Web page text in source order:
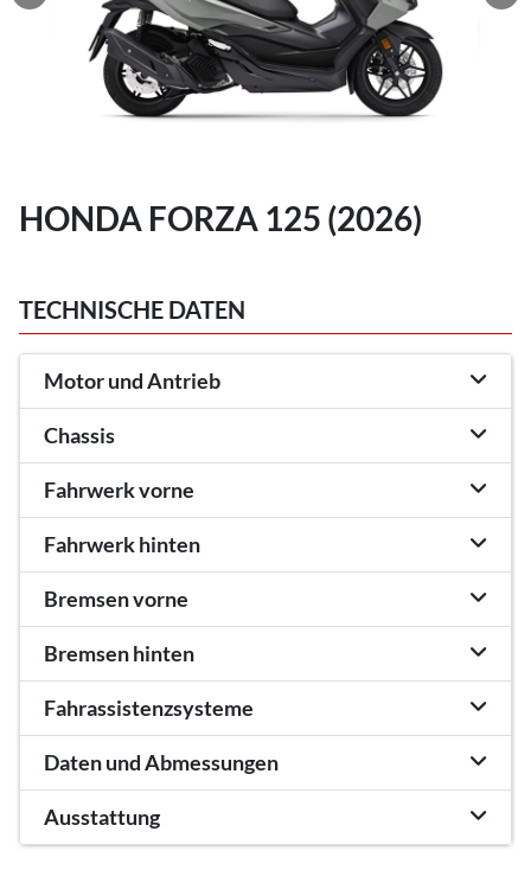
HONDA FORZA 125 (2026)
TECHNISCHE DATEN
Motor und Antrieb
Chassis
Fahrwerk vorne
Fahrwerk hinten
Bremsen vorne
Bremsen hinten
Fahrassistenzsysteme
Daten und Abmessungen
Ausstattung